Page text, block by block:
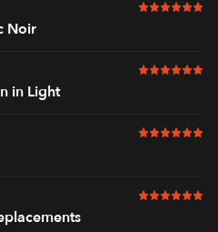
6 av 6 i
Noir
6 av 6 i
in Light
6 av 6 i
6 av 6 i